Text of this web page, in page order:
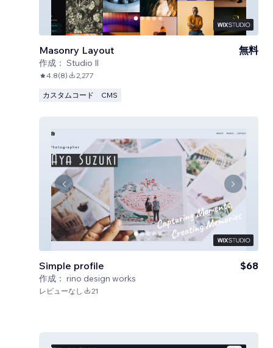
Masonry Layout
作成： Studio Il
無料
4.8(8) 2,277
カスタムコード CMS
Simple profile
作成： rino design works
$68
レビューなし 21